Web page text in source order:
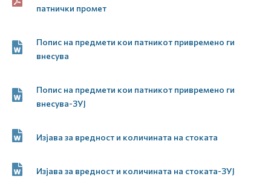
патнички промет
Попис на предмети кои патникот привремено ги
внесува
Попис на предмети кои патникот привремено ги
внесува-ЗУЈ
Изјава за вредност и количината на стоката
Изјава за вредност и количината на стоката-ЗУЈ